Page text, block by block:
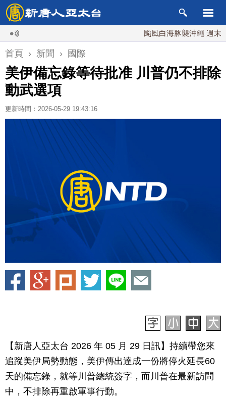
颱風白海豚襲沖繩 週末最近台
首頁 › 新聞 › 國際
美伊備忘錄等待批准 川普仍不排除
動武選項
更新時間：2026-05-29 19:43:16
【新唐人亞太台 2026 年 05 月 29 日訊】持續帶您來
追蹤美伊局勢動態，美伊傳出達成一份將停火延長60
天的備忘錄，就等川普總統簽字，而川普在最新訪問
中，不排除再重啟軍事行動。